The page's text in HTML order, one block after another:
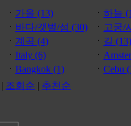
ㆍ 가을 (13) ㆍ 하늘
ㆍ 바다/갯벌/섬 (30) ㆍ 고궁/
ㆍ 계곡 (4) ㆍ 길 (13)
ㆍ Italy (6) ㆍ
ㆍ Bangkok (1) ㆍ Cebu
| 조회순 | 추천순